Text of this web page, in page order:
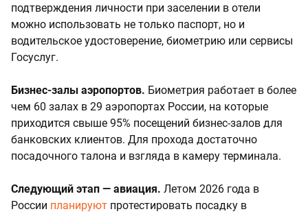
подтверждения личности при заселении в отели
можно использовать не только паспорт, но и
водительское удостоверение, биометрию или сервисы
Госуслуг.
Бизнес-залы аэропортов. Биометрия работает в более
чем 60 залах в 29 аэропортах России, на которые
приходится свыше 95% посещений бизнес-залов для
банковских клиентов. Для прохода достаточно
посадочного талона и взгляда в камеру терминала.
Следующий этап — авиация. Летом 2026 года в
России планируют протестировать посадку в